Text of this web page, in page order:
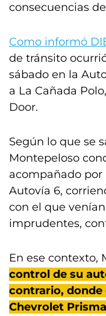
consecuencias
Como informó
de tránsito
sábado en la
a La Cañada
Door.
Según lo que se
Montepeloso
acompañado por
Autovía 6,
con el que
imprudentes,
En ese contexto,
control de su
contrario, donde
Chevrolet